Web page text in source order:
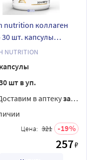
nutrition коллаген
30 шт. капсулы
870 мг
NUTRITION
капсулы
шт в уп.
в аптекузавтра
Цена: 321 19
257₽